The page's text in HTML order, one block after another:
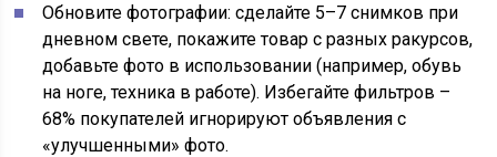
Обновите фотографии: сделайте 5–7 снимков при
дневном свете, покажите товар с разных ракурсов,
добавьте фото в использовании (например, обувь
на ноге, техника в работе). Избегайте фильтров –
68% покупателей игнорируют объявления с
«улучшенными» фото.